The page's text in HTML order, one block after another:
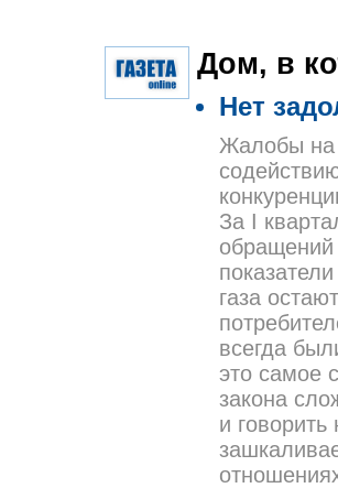
Дом, в
Нет
Жалобы на
За I
газа
всегда
это самое
закона
и